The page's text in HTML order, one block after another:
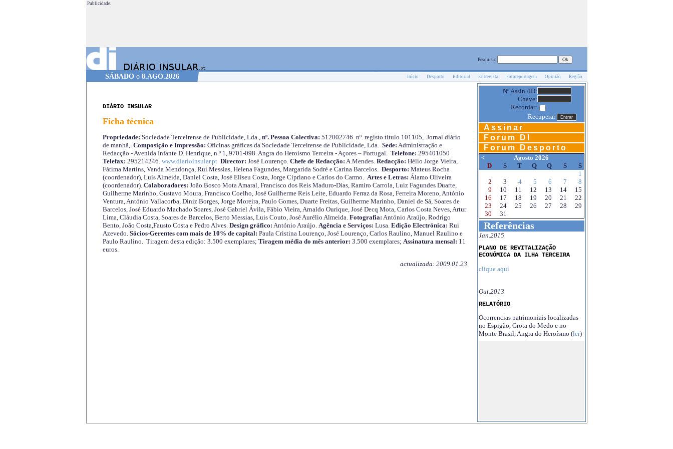
Publicidade.
Pesquisa:
SÁBADO o 8.AGO.2026 Início Desporto Editorial Entrevista Fotoreportagem Opinião Região
DIÁRIO INSULAR
Ficha técnica
Propriedade: Sociedade Terceirense de Publicidade, Lda.,nº. Pessoa Colectiva: 512002746 nº. registo título 101105, Jornal diário
de manhã, Composição e Impressão: Oficinas gráficas da Sociedade Terceirense de Publicidade, Lda. Sede: Administração e
Redacção - Avenida Infante D. Henrique, n.º 1, 9701-098 Angra do Heroísmo Terceira - Açores – Portugal. Telefone: 295401050
Telefax: 295214246. www.diarioinsular.pt Director: José Lourenço. Chefe de Redacção: A.Mendes. Redacção: Hélio Jorge Vieira,
Fátima Martins, Vanda Mendonça, Rui Messias, Helena Fagundes, Margarida Sodré e Carina Barcelos. Desporto: Mateus Rocha
(coordenador), Luís Almeida, Daniel Costa, José Eliseu Costa, Jorge Cipriano e Carlos do Carmo. Artes e Letras: Álamo Oliveira
(coordenador). Colaboradores: João Bosco Mota Amaral, Francisco dos Reis Maduro-Dias, Ramiro Carrola, Luiz Fagundes Duarte,
Guilherme Marinho, Gustavo Moura, Francisco Coelho, José Guilherme Reis Leite, Eduardo Ferraz da Rosa, Ferreira Moreno, António
Ventura, António Vallacorba, Diniz Borges, Jorge Moreira, Paulo Gomes, Duarte Freitas, Guilherme Marinho, Daniel de Sá, Soares de
Barcelos, José Eduardo Machado Soares, José Gabriel Ávila, Fábio Vieira, Arnaldo Ourique, José Decq Mota, Carlos Costa Neves, Artur
Lima, Cláudia Costa, Soares de Barcelos, Berto Messias, Luis Couto, José Aurélio Almeida. Fotografia: António Araújo, Rodrigo
Bento, João Costa,Fausto Costa e Pedro Alves. Design gráfico: António Araújo. Agência e Serviços: Lusa. Edição Electrónica: Rui
Azevedo. Sócios-Gerentes com mais de 10% de capital: Paula Cristina Lourenço, José Lourenço, Carlos Raulino, Manuel Raulino e
Paulo Raulino. Tiragem desta edição: 3.500 exemplares; Tiragem média do mês anterior: 3.500 exemplares; Assinatura mensal: 11
euros.
actualizada: 2009.01.23
Nº Assin./ID:
Chave:
Recordar:
Recuperar
Assinar
Forum DI
Forum Desporto
<
Agosto 2026
D
S T Q Q S
S
1
2
3 4 5 6 7
8
9
10 11 12 13 14
15
16
17 18 19 20 21
22
23
24 25 26 27 28
29
30
31
Referências
Jan.2015
PLANO DE REVITALIZAÇÃO
ECONÓMICA DA ILHA TERCEIRA
clique aqui
Out.2013
RELATÓRIO
Ocorrencias patrimoniais localizadas
no Espigão, Grota do Medo e no
Monte Brasil, Angra do Heroísmo (ler)